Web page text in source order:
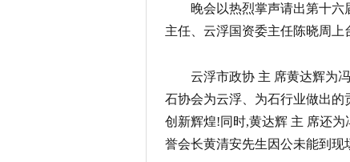
晚会以热烈掌声请出第十
主任、云浮国资委主任陈晓周上
云浮市政协 主 席黄达辉为
石协会为云浮、为石行业做出
创新辉煌!同时,黄达辉 主 席还
誉会长黄清安先生因公未能到现